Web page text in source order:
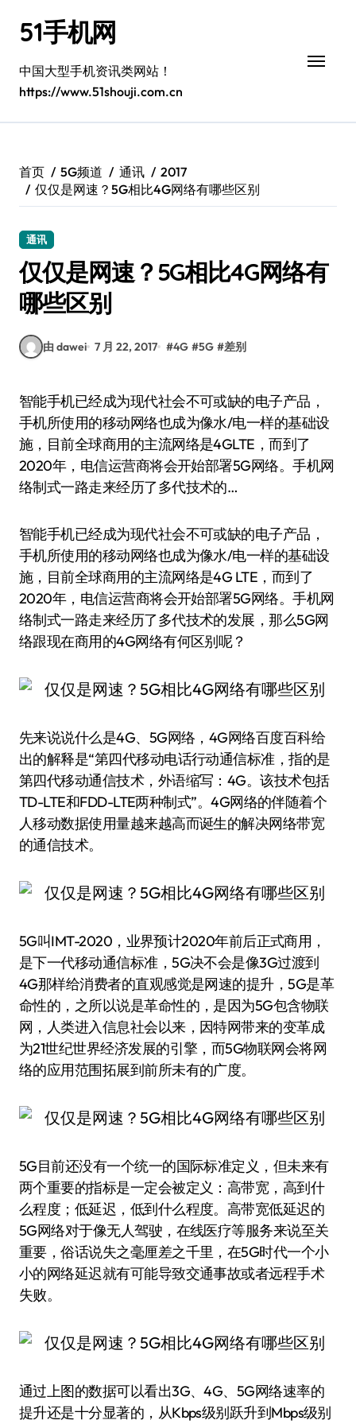
51手机网
中国大型手机资讯类网站！
https://www.51shouji.com.cn
首页 5G频道 通讯
2017
仅仅是网速？5G相比4G网络有哪些区别
通讯
仅仅是网速？5G相比4G网络有
哪些区别
由 dawei 7 月 22, 2017 #4G #5G #差别
智能手机已经成为现代社会不可或缺的电子产品，
手机所使用的移动网络也成为像水/电一样的基础设
施，目前全球商用的主流网络是4GLTE，而到了
2020年，电信运营商将会开始部署5G网络。手机网
络制式一路走来经历了多代技术的…
智能手机已经成为现代社会不可或缺的电子产品，
手机所使用的移动网络也成为像水/电一样的基础设
施，目前全球商用的主流网络是4G LTE，而到了
2020年，电信运营商将会开始部署5G网络。手机网
络制式一路走来经历了多代技术的发展，那么5G网
络跟现在商用的4G网络有何区别呢？
先来说说什么是4G、5G网络，4G网络百度百科给
出的解释是“第四代移动电话行动通信标准，指的是
第四代移动通信技术，外语缩写：4G。该技术包括
TD-LTE和FDD-LTE两种制式”。4G网络的伴随着个
人移动数据使用量越来越高而诞生的解决网络带宽
的通信技术。
5G叫IMT-2020，业界预计2020年前后正式商用，
是下一代移动通信标准，5G决不会是像3G过渡到
4G那样给消费者的直观感觉是网速的提升，5G是革
命性的，之所以说是革命性的，是因为5G包含物联
网，人类进入信息社会以来，因特网带来的变革成
为21世纪世界经济发展的引擎，而5G物联网会将网
络的应用范围拓展到前所未有的广度。
5G目前还没有一个统一的国际标准定义，但未来有
两个重要的指标是一定会被定义：高带宽，高到什
么程度；低延迟，低到什么程度。高带宽低延迟的
5G网络对于像无人驾驶，在线医疗等服务来说至关
重要，俗话说失之毫厘差之千里，在5G时代一个小
小的网络延迟就有可能导致交通事故或者远程手术
失败。
通过上图的数据可以看出3G、4G、5G网络速率的
提升还是十分显著的，从Kbps级别跃升到Mbps级别